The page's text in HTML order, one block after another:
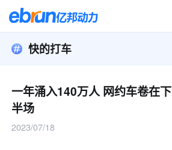
快的打车
一年涌入140万人 网约车卷在下
半场
2023/07/18